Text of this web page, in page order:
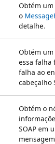
Obtém
o
detalhe.
Obtém
essa falha
falha ao
cabeçalho
Obtém o
SOAP em